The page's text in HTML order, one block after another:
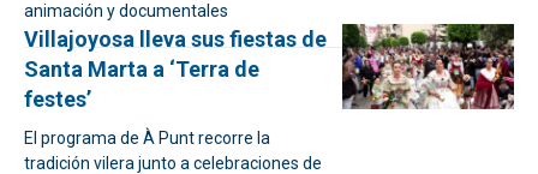
animación y documentales
Villajoyosa lleva sus fiestas de
Santa Marta a ‘Terra de
festes’
El programa de À Punt recorre la
tradición vilera junto a celebraciones de